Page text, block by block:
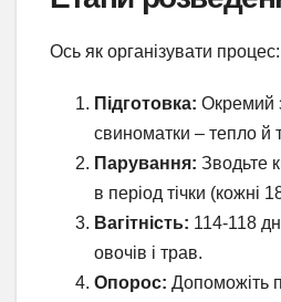
Ось як організувати процес:
Підготовка: Окремий
свиноматки – тепло й
Парування: Зводьте
в період тічки (кожні
Вагітність: 114-118
овочів і трав.
Опорос: Допоможіть